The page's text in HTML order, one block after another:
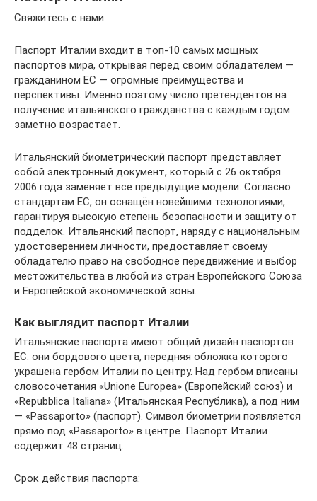
Свяжитесь с нами
Паспорт Италии входит в топ-10 самых мощных
паспортов мира, открывая перед своим обладателем —
гражданином ЕС — огромные преимущества и
перспективы. Именно поэтому число претендентов на
получение итальянского гражданства с каждым годом
заметно возрастает.
Итальянский биометрический паспорт представляет
собой электронный документ, который с 26 октября
2006 года заменяет все предыдущие модели. Согласно
стандартам ЕС, он оснащён новейшими технологиями,
гарантируя высокую степень безопасности и защиту от
подделок. Итальянский паспорт, наряду с национальным
удостоверением личности, предоставляет своему
обладателю право на свободное передвижение и выбор
местожительства в любой из стран Европейского Союза
и Европейской экономической зоны.
Как выглядит паспорт Италии
Итальянские паспорта имеют общий дизайн паспортов
ЕС: они бордового цвета, передняя обложка которого
украшена гербом Италии по центру. Над гербом вписаны
словосочетания «Unione Europea» (Европейский союз) и
«Repubblica Italiana» (Итальянская Республика), а под ним
— «Passaporto» (паспорт). Символ биометрии появляется
прямо под «Passaporto» в центре. Паспорт Италии
содержит 48 страниц.
Срок действия паспорта: